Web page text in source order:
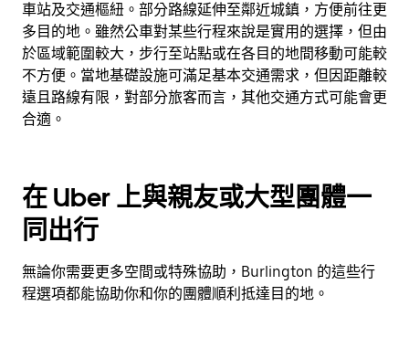
車站及交通樞紐。部分路線延伸至鄰近城鎮，方便前往更
多目的地。雖然公車對某些行程來說是實用的選擇，但由
於區域範圍較大，步行至站點或在各目的地間移動可能較
不方便。當地基礎設施可滿足基本交通需求，但因距離較
遠且路線有限，對部分旅客而言，其他交通方式可能會更
合適。
在 Uber 上與親友或大型團體一
同出行
無論你需要更多空間或特殊協助，Burlington 的這些行
程選項都能協助你和你的團體順利抵達目的地。